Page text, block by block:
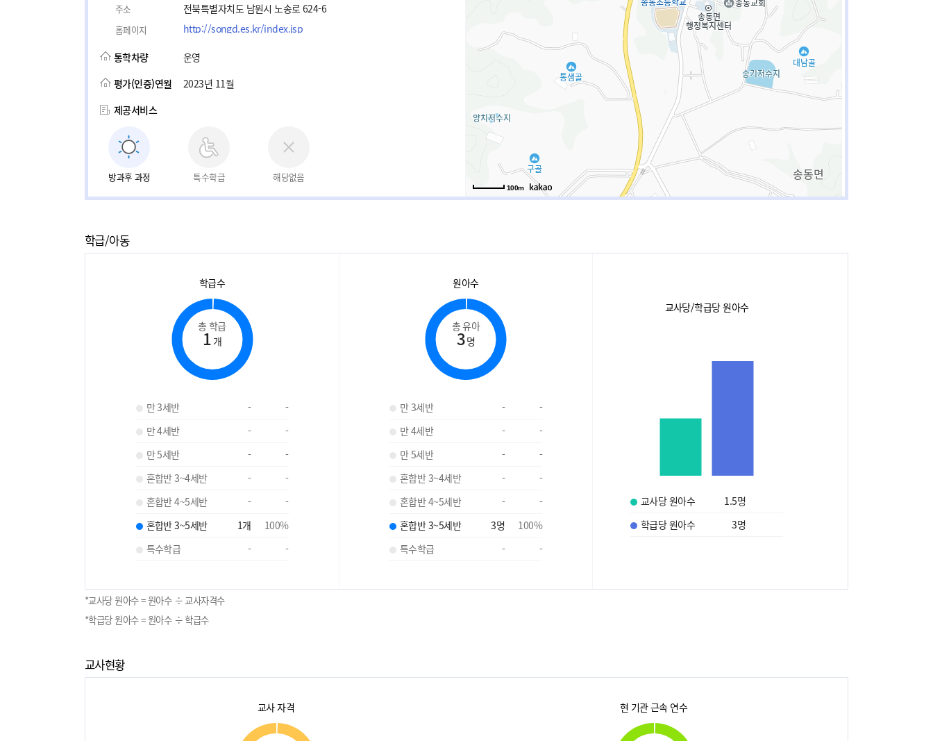
주소 전북특별자치도 남원시 노송로 624-6
홈페이지 http://songd.es.kr/index.jsp
통학차량
운영
평가(인증)연월
2023년 11월
제공서비스
방과후 과정 특수학급 해당없음
100m
학급/아동
학급수
총 학급
1 개
만 3세반 -
-
만 4세반
-
-
만 5세반
-
-
혼합반 3~4세반
-
-
혼합반 4~5세반
-
-
혼합반 3~5세반
1개 100%
특수학급
- -
원아수
총 유아
3명
만 3세반 -
-
만 4세반
-
-
만 5세반
-
-
혼합반 3~4세반
-
-
혼합반 4~5세반
-
-
혼합반 3~5세반
3명 100%
특수학급
- -
교사당/학급당 원아수
교사당 원아수 1.5명
학급당 원아수
3명
*교사당 원아수 = 원아수 ÷ 교사자격수
*학급당 원아수 = 원아수 ÷ 학급수
교사현황
교사 자격 현 기관 근속 연수